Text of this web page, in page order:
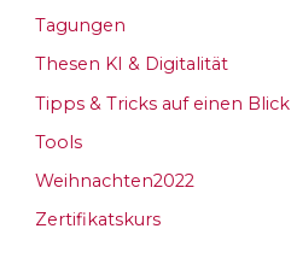
Tagungen
Thesen KI & Digitalität
Tipps & Tricks auf einen Blick
Tools
Weihnachten2022
Zertifikatskurs